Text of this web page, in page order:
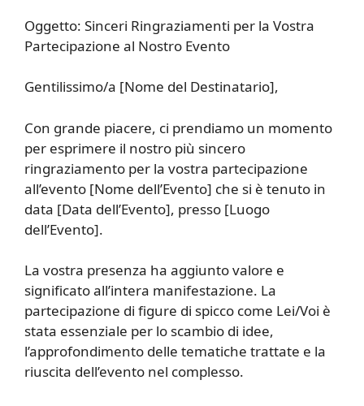
Oggetto: Sinceri Ringraziamenti per la Vostra
Partecipazione al Nostro Evento
Gentilissimo/a [Nome del Destinatario],
Con grande piacere, ci prendiamo un momento
per esprimere il nostro più sincero
ringraziamento per la vostra partecipazione
all’evento [Nome dell’Evento] che si è tenuto in
data [Data dell’Evento], presso [Luogo
dell’Evento].
La vostra presenza ha aggiunto valore e
significato all’intera manifestazione. La
partecipazione di figure di spicco come Lei/Voi è
stata essenziale per lo scambio di idee,
l’approfondimento delle tematiche trattate e la
riuscita dell’evento nel complesso.